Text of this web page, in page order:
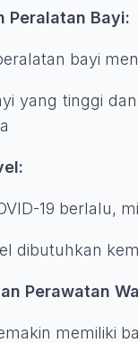
Peralatan Bayi:
bayi
yang tinggi
19 berlalu,
dibutuhkan
Perawatan
memiliki